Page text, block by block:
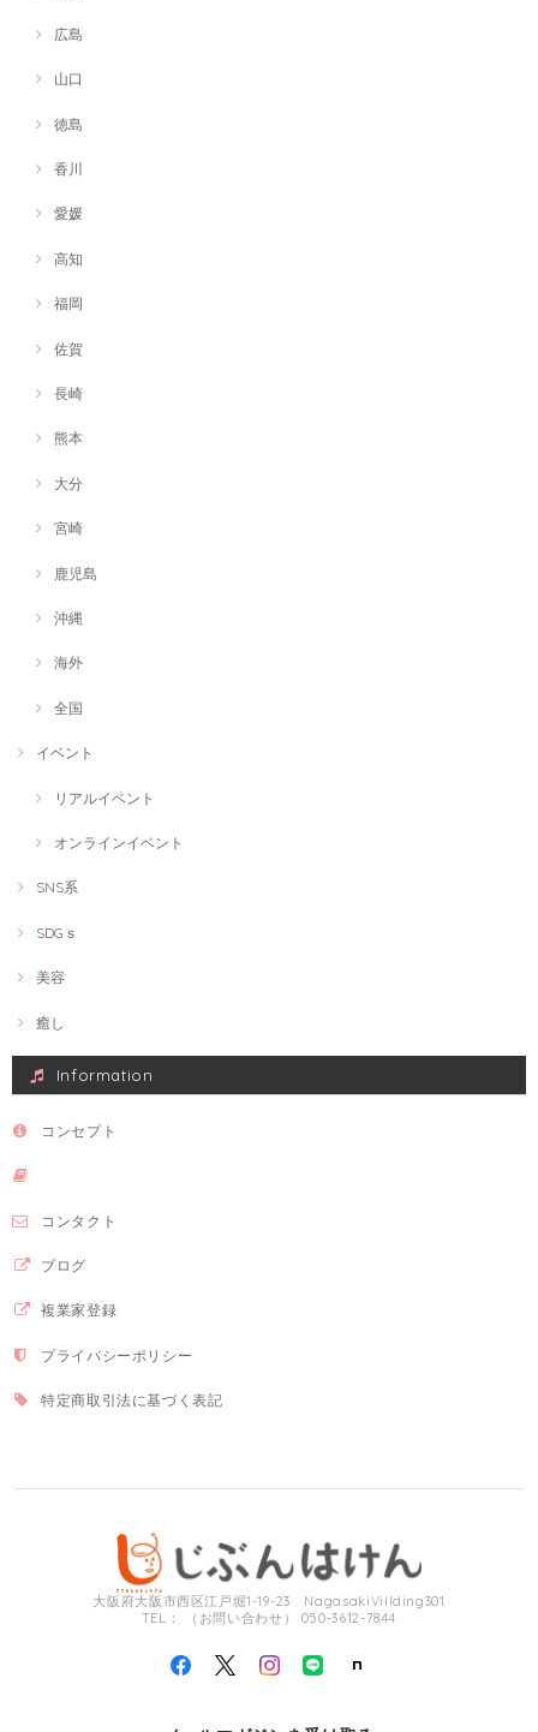
広島
山口
徳島
香川
愛媛
高知
福岡
佐賀
長崎
熊本
大分
宮崎
鹿児島
沖縄
海外
全国
イベント
リアルイベント
オンラインイベント
SNS系
SDGｓ
美容
癒し
Information
コンセプト
コンタクト
ブログ
複業家登録
プライバシーポリシー
特定商取引法に基づく表記
大阪府大阪市西区江戸堀1-19-23 NagasakiVillding301
TEL： （お問い合わせ） 050-3612-7844